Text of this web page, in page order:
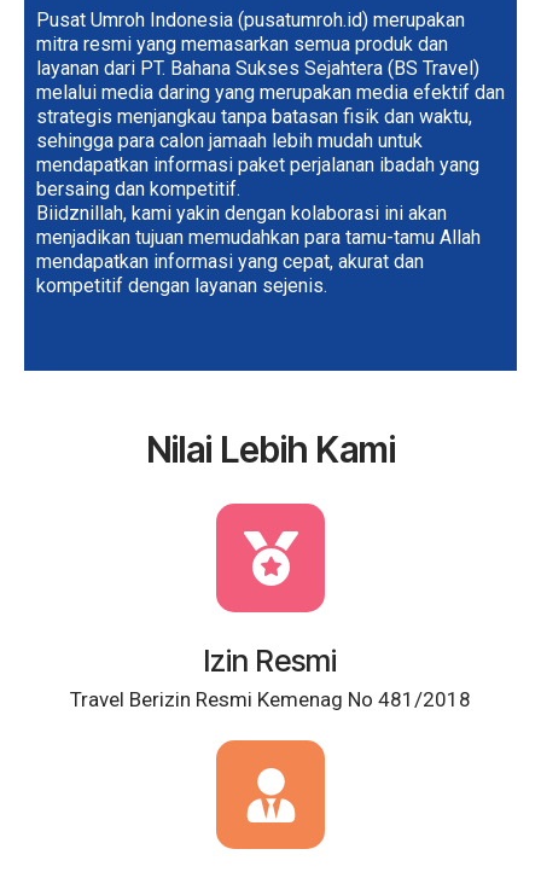
Pusat Umroh Indonesia (pusatumroh.id) merupakan
mitra resmi yang memasarkan semua produk dan
layanan dari PT. Bahana Sukses Sejahtera (BS Travel)
melalui media daring yang merupakan media efektif dan
strategis menjangkau tanpa batasan fisik dan waktu,
sehingga para calon jamaah lebih mudah untuk
mendapatkan informasi paket perjalanan ibadah yang
bersaing dan kompetitif.
Biidznillah, kami yakin dengan kolaborasi ini akan
menjadikan tujuan memudahkan para tamu-tamu Allah
mendapatkan informasi yang cepat, akurat dan
kompetitif dengan layanan sejenis.
Nilai Lebih Kami
Izin Resmi
Travel Berizin Resmi Kemenag No 481/2018